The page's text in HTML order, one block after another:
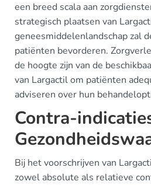
een breed scala aan
strategisch plaatsen van
geneesmiddelenlandschap zal
patiënten bevorderen.
de hoogte zijn van de
van Largactil om patiënten
adviseren over hun
Contra-
Bij het voorschrijven van
zowel absolute als relatieve